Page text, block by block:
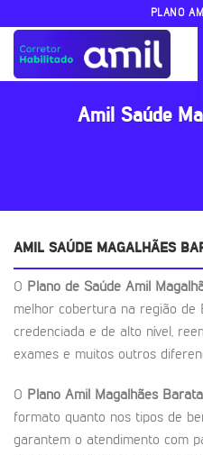
content
PLANO
Amil Saúde
AMIL SAÚDE MAGALHÃES
O Plano de Saúde Amil
melhor cobertura na região de
credenciada e de alto nível,
exames e muitos outros
O Plano Amil Magalhães Barata
formato quanto nos tipos de
garantem o atendimento com